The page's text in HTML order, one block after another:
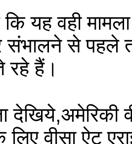
यह वही
संभालने से पहले
रहे हैं।
देखिये,अमेरिकी
लिए वीसा ऐट